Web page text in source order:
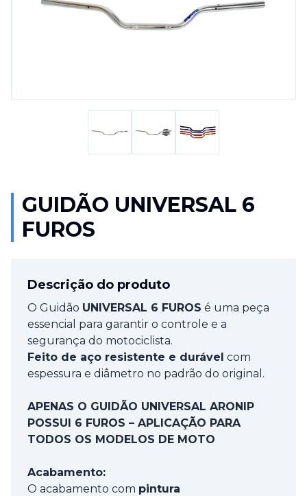
GUIDÃO UNIVERSAL 6
FUROS
Descrição do produto
O Guidão UNIVERSAL 6 FUROS é uma peça
essencial para garantir o controle e a
segurança do motociclista.
Feito de aço resistente e durável com
espessura e diâmetro no padrão do original.
APENAS O GUIDÃO UNIVERSAL ARONIP
POSSUI 6 FUROS – APLICAÇÃO PARA
TODOS OS MODELOS DE MOTO
Acabamento:
O acabamento com pintura